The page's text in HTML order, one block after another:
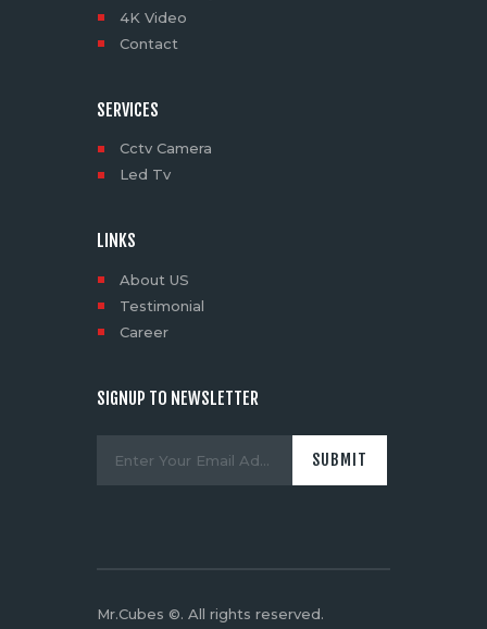
4K Video
Contact
SERVICES
Cctv Camera
Led Tv
LINKS
About US
Testimonial
Career
SIGNUP TO NEWSLETTER
Mr.Cubes ©. All rights reserved.